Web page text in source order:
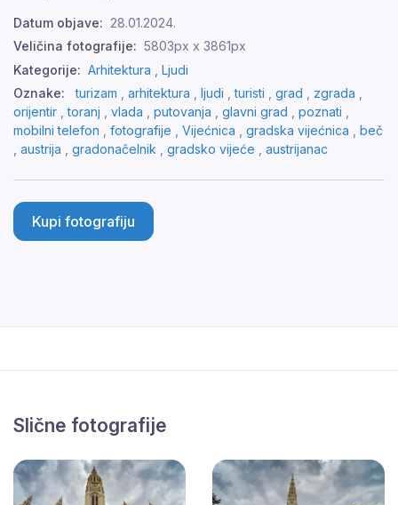
Datum objave: 28.01.2024.
Veličina fotografije: 5803px x 3861px
Kategorije: Arhitektura , Ljudi
Oznake:
turizam arhitektura ljudi ,turisti grad zgrada
orijentir ,toranj vlada putovanja glavni grad poznati
mobilni telefon
fotografije Vijećnica gradska vijećnica
beč
austrija gradonačelnik gradsko vijeće austrijanac
Kupi fotografiju
Slične fotografije